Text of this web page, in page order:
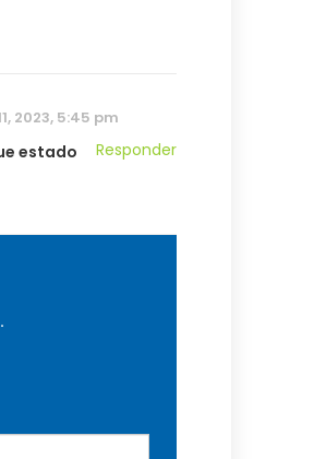
2023, 5:45 pm
Responder
estado